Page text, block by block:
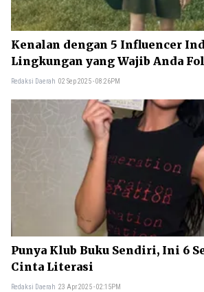
Kenalan dengan 5 Influencer
Lingkungan yang Wajib Anda
Redaksi Daerah 02 Sep 2025 - 08:26PM
Punya Klub Buku Sendiri, Ini 6
Cinta Literasi
Redaksi Daerah 23 Apr 2025 - 02:15PM